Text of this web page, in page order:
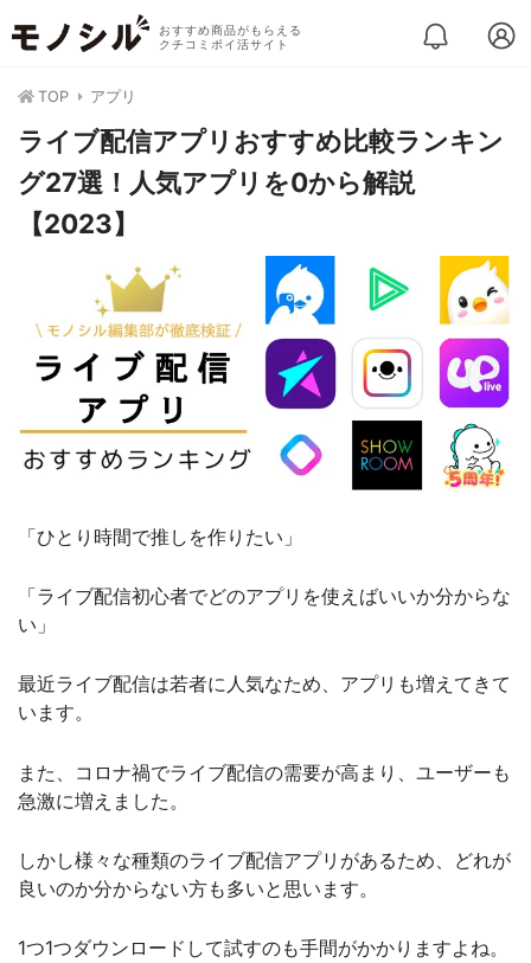
おすすめ商品がもらえる
クチコミポイ活サイト
TOP アプリ
ライブ配信アプリおすすめ比較ランキン
グ27選！人気アプリを0から解説
【2023】
「ひとり時間で推しを作りたい」
「ライブ配信初心者でどのアプリを使えばいいか分からな
い」
最近ライブ配信は若者に人気なため、アプリも増えてきて
います。
また、コロナ禍でライブ配信の需要が高まり、ユーザーも
急激に増えました。
しかし様々な種類のライブ配信アプリがあるため、どれが
良いのか分からない方も多いと思います。
1つ1つダウンロードして試すのも手間がかかりますよね。